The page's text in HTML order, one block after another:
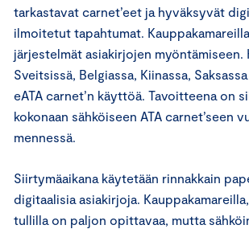
tarkastavat carnet’eet ja hyväksyvät
ilmoitetut tapahtumat.
järjestelmät asiakirjojen myöntämiseen.
Sveitsissä, Belgiassa, Kiinassa,
eATA carnet’n käyttöä. Tavoitteena on
kokonaan sähköiseen ATA carnet’seen
mennessä.
Siirtymäaikana käytetään rinnakkain
digitaalisia asiakirjoja.
tullilla on paljon opittavaa, mutta